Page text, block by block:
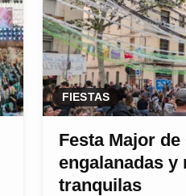
FIESTAS
Festa Major
engalanadas y
tranquilas